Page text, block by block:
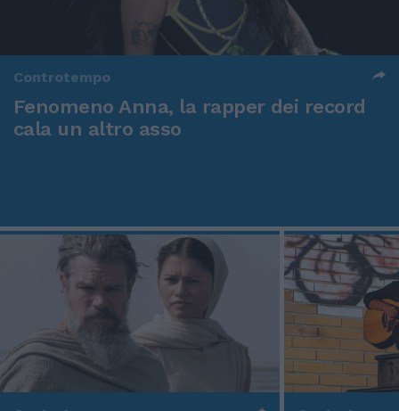
Controtempo
Fenomeno Anna, la rapper dei record
cala un altro asso